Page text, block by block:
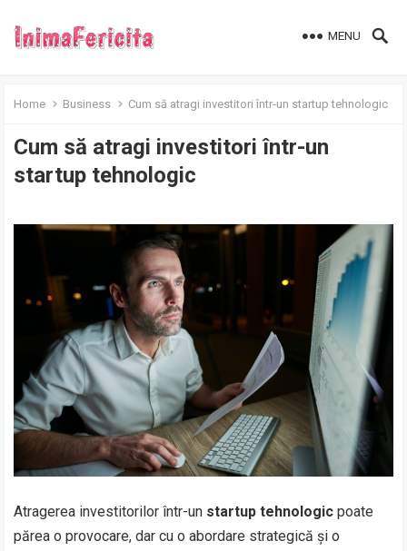
MENU
Home Business Cum să atragi investitori într-un startup tehnologic
Cum să atragi investitori într-un
startup tehnologic
Atragerea investitorilor într-un startup tehnologic poate
părea o provocare, dar cu o abordare strategică și o